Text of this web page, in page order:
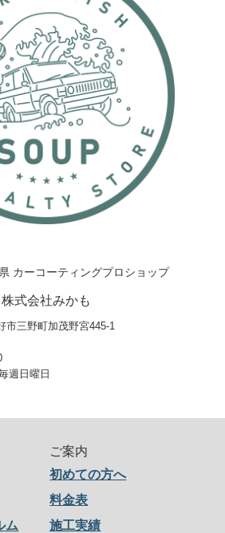
カーコーティングプロショップ
株式会社みかも
市三野町加茂野宮445-1
週日曜日
ム
ご案内
初めての方へ
料金表
施工実績